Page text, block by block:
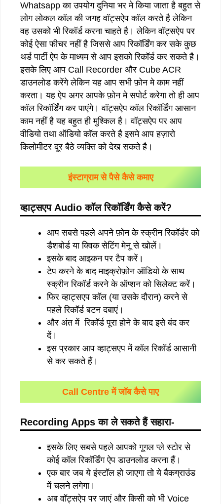
Whatsapp का उपयोग दुनिया भर मे किया जाता है बहुत से
लोग लोकल कॉल की जगह वॉट्सऐप कॉल करते है लेकिन
वह उसको भी रिकॉर्ड करना चाहते है। लेकिन वॉट्सऐप पर
कोई ऐसा फीचर नहीं है जिससे आप रिकॉर्डिंग कर सके कुछ
थर्ड पार्टी ऐप के माध्यम से आप इसको रिकॉर्ड कर सकते है।
इसके लिए आप Call Recorder और Cube ACR
डाउनलोड करेंगे लेकिन यह आप सभी फ़ोन मे काम नहीं
करता। यह ऐप अगर आपके फ़ोन मे सपोर्ट करेगा तो ही आप
कॉल रिकॉर्डिंग कर पाएंगे। वॉट्सऐप कॉल रिकॉर्डिंग आसान
काम नहीं है यह बहुत ही मुश्किल है। वॉट्सऐप पर आप
वीडियो तथा ऑडियो कॉल करते है इसमे आप हज़ारो
किलोमीटर दूर बैठे व्यक्ति को देख सकते है।
इंस्टाग्राम से पैसे कैसे कमाए
व्हाट्सएप Audioकॉल रिकॉर्डिंग कैसे करें?
आप सबसे पहले अपने फ़ोन के स्क्रीन रिकॉर्डर को
डैशबोर्ड या क्विक सेटिंग मेनू से खोलें।
इसके बाद आइकन पर टैप करें।
टेप करने के बाद माइक्रोफ़ोन ऑडियो के साथ
स्क्रीन रिकॉर्ड करने के ऑप्शन को सिलेक्ट करें।
फिर व्हाट्सएप कॉल (या उसके दौरान) करने से
पहले रिकॉर्ड बटन दबाएं।
और अंत में रिकॉर्ड पूरा होने के बाद इसे बंद कर
दें।
इस प्रकार आप व्हाट्सएप में कॉल रिकॉर्ड आसानी
से कर सकते हैं।
Call Centre में जॉब कैसे पाए
Recording Appsका ले सकते हैं सहारा-
इसके लिए सबसे पहले आपको गूगल प्ले स्टोर से
कोई कॉल रिकॉर्डिंग ऐप डाउनलोड करना हैं।
एक बार जब ये इंस्टॉल हो जाएगा तो ये बैकग्राउंड
में चलने लगेगा।
अब वॉट्सऐप पर जाएं और किसी को भी Voice